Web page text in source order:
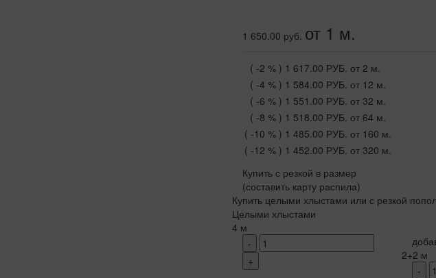
1 650.00 руб. от 1 м.
( -2 % ) 1 617.00 РУБ. от 2 м.
( -4 % ) 1 584.00 РУБ. от 12 м.
( -6 % ) 1 551.00 РУБ. от 32 м.
( -8 % ) 1 518.00 РУБ. от 64 м.
( -10 % ) 1 485.00 РУБ. от 160 м.
( -12 % ) 1 452.00 РУБ. от 320 м.
Купить с резкой в размер
(составить карту распила)
Купить целыми хлыстами или с резкой
Целыми хлыстами
4 м
-
+
2+2 м
-